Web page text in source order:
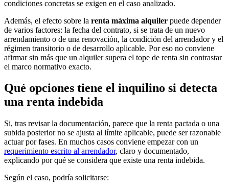
condiciones concretas se exigen en el caso analizado.
Además, el efecto sobre la renta máxima alquiler puede depender
de varios factores: la fecha del contrato, si se trata de un nuevo
arrendamiento o de una renovación, la condición del arrendador y el
régimen transitorio o de desarrollo aplicable. Por eso no conviene
afirmar sin más que un alquiler supera el tope de renta sin contrastar
el marco normativo exacto.
Qué opciones tiene el inquilino si detecta
una renta indebida
Si, tras revisar la documentación, parece que la renta pactada o una
subida posterior no se ajusta al límite aplicable, puede ser razonable
actuar por fases. En muchos casos conviene empezar con un
requerimiento escrito al arrendador, claro y documentado,
explicando por qué se considera que existe una renta indebida.
Según el caso, podría solicitarse: